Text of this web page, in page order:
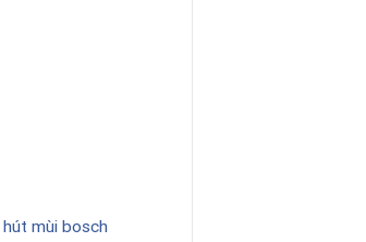
hút mùi bosch